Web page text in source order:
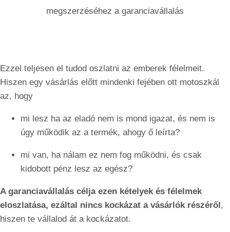
megszerzéséhez a garanciavállalás
Ezzel teljesen el tudod oszlatni az emberek félelmeit.
Hiszen egy vásárlás előtt mindenki fejében ott motoszkál
az, hogy
mi lesz ha az eladó nem is mond igazat, és nem is
úgy működik az a termék, ahogy ő leírta?
mi van, ha nálam ez nem fog működni, és csak
kidobott pénz lesz az egész?
A garanciavállalás célja ezen kételyek és félelmek
eloszlatása, ezáltal nincs kockázat a vásárlók részéről ,
hiszen te vállalod át a kockázatot.